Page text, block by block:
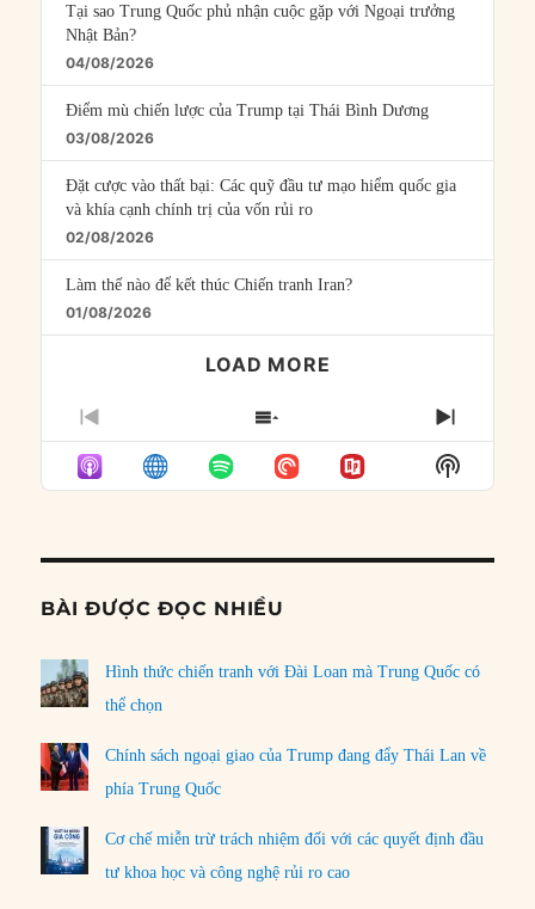
Tại sao Trung Quốc phủ nhận cuộc gặp với Ngoại trưởng
Nhật Bản?
04/08/2026
Điểm mù chiến lược của Trump tại Thái Bình Dương
03/08/2026
Đặt cược vào thất bại: Các quỹ đầu tư mạo hiểm quốc gia
và khía cạnh chính trị của vốn rủi ro
02/08/2026
Làm thế nào để kết thúc Chiến tranh Iran?
01/08/2026
LOAD MORE
PREVIOUS
EPISODE
SHOW
EPISODES
LIST
NEXT
Show
Podcast
BÀI ĐƯỢC ĐỌC NHIỀU
Hình thức chiến tranh với Đài Loan mà Trung Quốc có
thể chọn
Chính sách ngoại giao của Trump đang đẩy Thái Lan về
phía Trung Quốc
Cơ chế miễn trừ trách nhiệm đối với các quyết định đầu
tư khoa học và công nghệ rủi ro cao